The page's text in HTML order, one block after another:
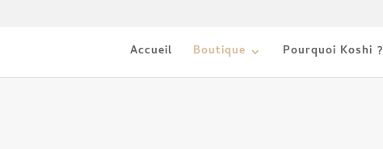
Accueil Boutique Pourquoi Koshi ?